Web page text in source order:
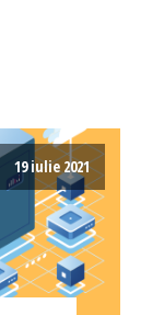
19 iulie 2021